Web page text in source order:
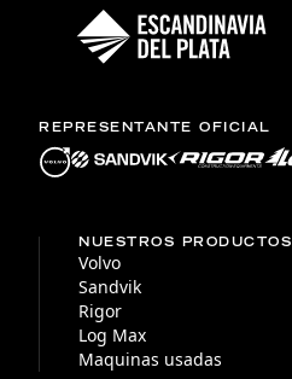
REPRESENTANTE OFICIAL
NUESTROS PRODUCTOS
Volvo
Sandvik
Rigor
Log Max
Maquinas usadas